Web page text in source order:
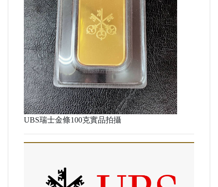
UBS瑞士金條100克實品拍攝